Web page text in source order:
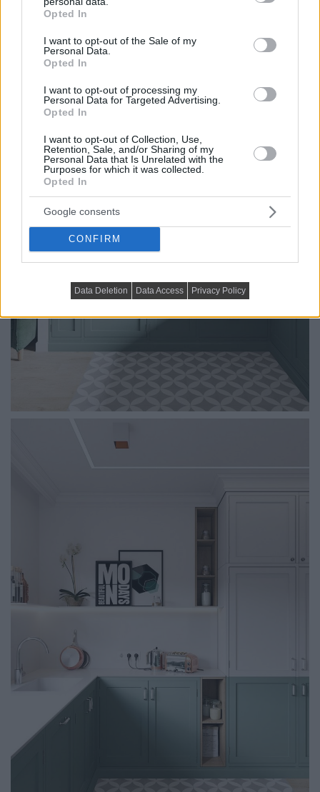
grant or deny consent to Google and its third-party tags to
use your data for below specified purposes in below Google
consent section.
Opted In
I want to opt-out of the Sale of my
Personal Data.
Opted In
I want to opt-out of processing my
Personal Data for Targeted Advertising.
Opted In
I want to opt-out of Collection, Use,
Retention, Sale, and/or Sharing of my
Personal Data that Is Unrelated with the
Purposes for which it was collected.
Opted In
Google consents
CONFIRM
Data Deletion Data Access Privacy Policy